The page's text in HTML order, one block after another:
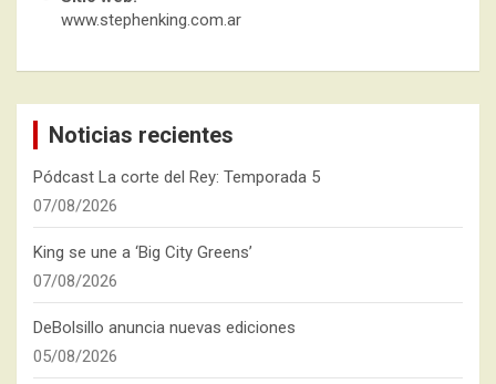
www.stephenking.com.ar
Noticias recientes
Pódcast La corte del Rey: Temporada 5
07/08/2026
King se une a ‘Big City Greens’
07/08/2026
DeBolsillo anuncia nuevas ediciones
05/08/2026